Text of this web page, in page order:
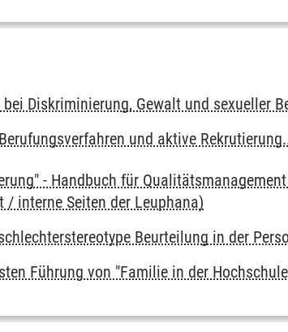
Diskriminierung, Gewalt und sexueller
und aktive
- Handbuch für
interne Seiten der Leuphana)
Beurteilung in der
Führung von "Familie in der